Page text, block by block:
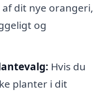
dit nye orangeri,
og
Hvis du
planter i dit